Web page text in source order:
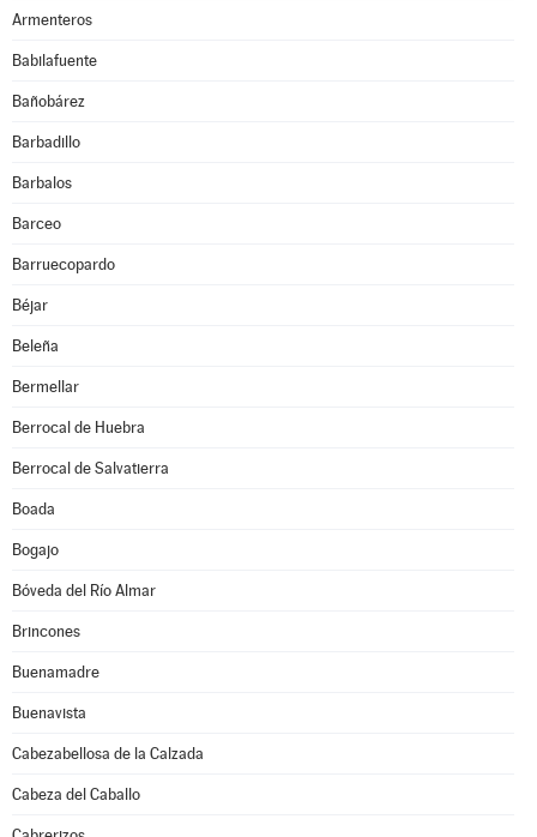
Armenteros
Babilafuente
Bañobárez
Barbadillo
Barbalos
Barceo
Barruecopardo
Béjar
Beleña
Bermellar
Berrocal de Huebra
Berrocal de Salvatierra
Boada
Bogajo
Bóveda del Río Almar
Brincones
Buenamadre
Buenavista
Cabezabellosa de la Calzada
Cabeza del Caballo